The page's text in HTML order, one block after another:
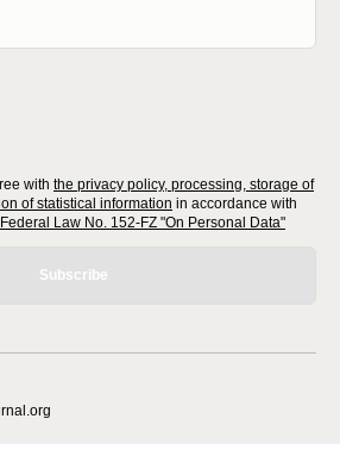
with the privacy policy, processing, storage of
of statistical information in accordance with
Law No. 152-FZ "On Personal Data"
Subscribe